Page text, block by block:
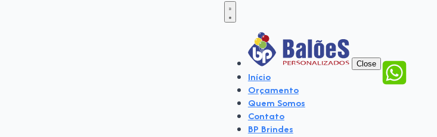
Close
Início
Orçamento
Quem Somos
Contato
BP Brindes